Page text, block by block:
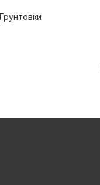
Грунтовки